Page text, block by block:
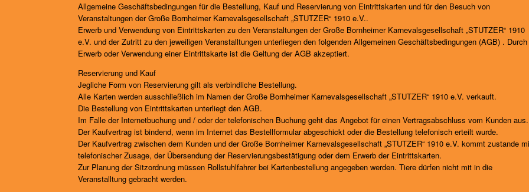
Allgemeine Geschäftsbedingungen für die Bestellung, Kauf und Reservierung von Eintrittskarten und für den Besuch von
Veranstaltungen der Große Bornheimer Karnevalsgesellschaft „STUTZER“ 1910 e.V..
Erwerb und Verwendung von Eintrittskarten zu den Veranstaltungen der Große Bornheimer Karnevalsgesellschaft „STUTZER“ 1910
e.V. und der Zutritt zu den jeweiligen Veranstalltungen unterliegen den folgenden Allgemeinen Geschäftsbedingungen (AGB) . Durch
Erwerb oder Verwendung einer Eintrittskarte ist die Geltung der AGB akzeptiert.
Reservierung und Kauf
Jegliche Form von Reservierung gilt als verbindliche Bestellung.
Alle Karten werden ausschließlich im Namen der Große Bornheimer Karnevalsgesellschaft „STUTZER“ 1910 e.V. verkauft.
Die Bestellung von Eintrittskarten unterliegt den AGB.
Im Falle der Internetbuchung und / oder der telefonischen Buchung geht das Angebot für einen Vertragsabschluss vom Kunden aus.
Der Kaufvertrag ist bindend, wenn im Internet das Bestellformular abgeschickt oder die Bestellung telefonisch erteilt wurde.
Der Kaufvertrag zwischen dem Kunden und der Große Bornheimer Karnevalsgesellschaft „STUTZER“ 1910 e.V. kommt zustande
telefonischer Zusage, der Übersendung der Reservierungsbestätigung oder dem Erwerb der Eintrittskarten.
Zur Planung der Sitzordnung müssen Rollstuhlfahrer bei Kartenbestellung angegeben werden. Tiere dürfen nicht mit in die
Veranstalltung gebracht werden.